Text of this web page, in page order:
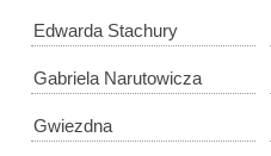
Edwarda Stachury
Gabriela Narutowicza
Gwiezdna